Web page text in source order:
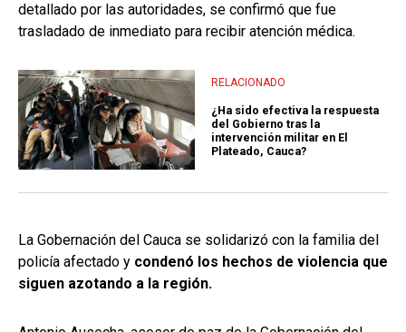
detallado por las autoridades, se confirmó que fue
trasladado de inmediato para recibir atención médica.
RELACIONADO
¿Ha sido efectiva la respuesta
del Gobierno tras la
intervención militar en El
Plateado, Cauca?
La Gobernación del Cauca se solidarizó con la familia del
policía afectado y condenó los hechos de violencia que
siguen azotando a la región.